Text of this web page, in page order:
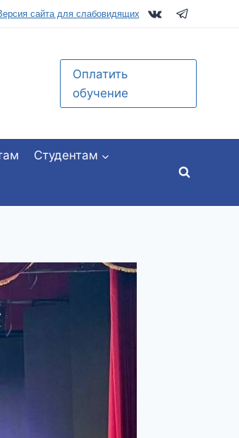
сайта для слабовидящих
Оплатить
обучение
Студентам